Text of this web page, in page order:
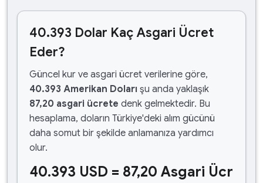
40.393 Dolar Kaç Asgari Ücret
Eder?
Güncel kur ve asgari ücret verilerine göre,
40.393 Amerikan Doları şu anda yaklaşık
87,20 asgari ücrete denk gelmektedir. Bu
hesaplama, doların Türkiye'deki alım gücünü
daha somut bir şekilde anlamanıza yardımcı
olur.
40.393 USD = 87,20 Asgari Ücr